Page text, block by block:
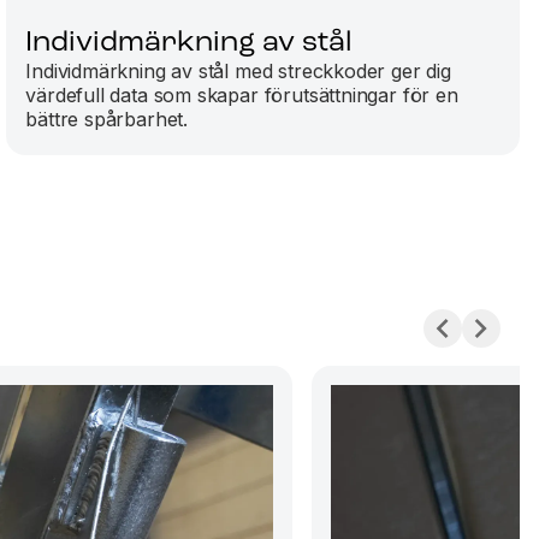
Individmärkning av stål
Individmärkning av stål med streckkoder ger dig
värdefull data som skapar förutsättningar för en
bättre spårbarhet.